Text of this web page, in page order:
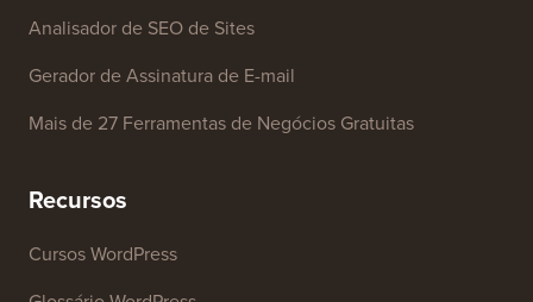
Analisador de SEO de Sites
Gerador de Assinatura de E-mail
Mais de 27 Ferramentas de Negócios Gratuitas
Recursos
Cursos WordPress